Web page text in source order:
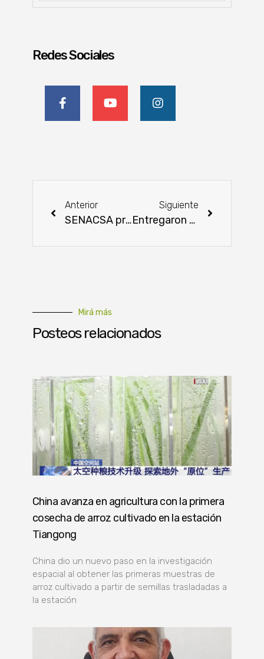
Redes Sociales
Anterior
SENACSA prorroga fecha de vacunación contra la fiebre aftosa
Siguiente
Entregaron casi G. 500 millones a productores y emprendedores de Concepción
Mirá más
Posteos relacionados
China avanza en agricultura con la primera
cosecha de arroz cultivado en la estación
Tiangong
China dio un nuevo paso en la investigación
espacial al obtener las primeras muestras de
arroz cultivado a partir de semillas trasladadas a
la estación